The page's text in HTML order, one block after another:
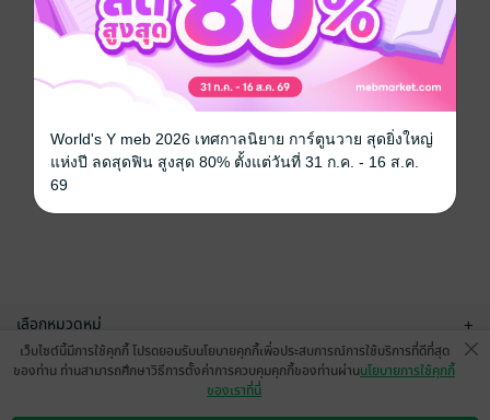
หน้าที่ 1
เลือกหมวดหมู่ +
บริการช่วยเหลือ
เว็บไซต์นี้มีการใช้คุกกี้ โปรดยอมรับนโยบายคุกกี้เพื่อประสบการณ์การใช้บริการที่ดีที่สุด
ของท่าน ท่านสามารถศึกษาวิธีการตั้งค่าการควบคุมคุกกี้ของท่านผ่านนโยบายการใช้คุกกี้
ของเราที่นี่
World's Y meb 2026 เทศกาลนิยาย การ์ตูนวาย สุดยิ่งใหญ่
แห่งปี ลดสุดฟิน สูงสุด 80% ตั้งแต่วันที่ 31 ก.ค. - 16 ส.ค.
69